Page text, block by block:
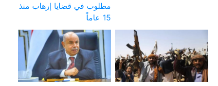
مطلوب في قضايا إرهاب منذ
15 عاماً